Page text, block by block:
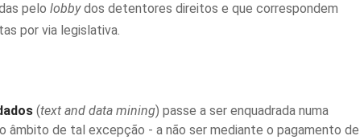
pelo lobbydos detentores direitos e que correspondem
por via legislativa.
(text and data mining) passe a ser enquadrada numa
âmbito de tal excepção - a não ser mediante o pagamento de